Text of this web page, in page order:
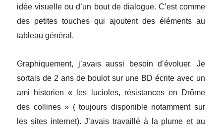
idée visuelle ou d’un bout de dialogue. C’est comme
des petites touches qui ajoutent des éléments au
tableau général.
Graphiquement, j’avais aussi besoin d’évoluer. Je
sortais de 2 ans de boulot sur une BD écrite avec un
ami historien « les lucioles, résistances en Drôme
des collines » ( toujours disponible notamment sur
les sites internet). J’avais travaillé à la plume et au